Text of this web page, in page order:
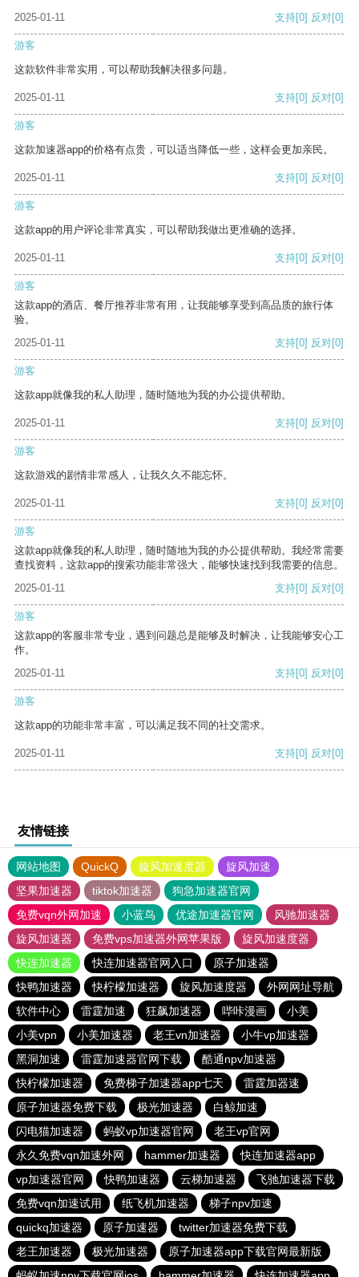
2025-01-11 支持[0] 反对[0]
游客
这款软件非常实用，可以帮助我解决很多问题。
2025-01-11 支持[0] 反对[0]
游客
这款加速器app的价格有点贵，可以适当降低一些，这样会更加亲民。
2025-01-11 支持[0] 反对[0]
游客
这款app的用户评论非常真实，可以帮助我做出更准确的选择。
2025-01-11 支持[0] 反对[0]
游客
这款app的酒店、餐厅推荐非常有用，让我能够享受到高品质的旅行体
验。
2025-01-11
支持[0] 反对[0]
游客
这款app就像我的私人助理，随时随地为我的办公提供帮助。
2025-01-11 支持[0] 反对[0]
游客
这款游戏的剧情非常感人，让我久久不能忘怀。
2025-01-11 支持[0] 反对[0]
游客
这款app就像我的私人助理，随时随地为我的办公提供帮助。我经常需要
查找资料，这款app的搜索功能非常强大，能够快速找到我需要的信息。
2025-01-11
支持[0] 反对[0]
游客
这款app的客服非常专业，遇到问题总是能够及时解决，让我能够安心工
作。
2025-01-11
支持[0] 反对[0]
游客
这款app的功能非常丰富，可以满足我不同的社交需求。
2025-01-11 支持[0] 反对[0]
友情链接
网站地图 QuickQ 旋风加速度器
旋风加速
坚果加速器
tiktok加速器
狗急加速器官网
免费vqn外网加速
小蓝鸟 优途加速器官网
风驰加速器
旋风加速器
免费vps加速器外网苹果版
旋风加速度器
快连加速器
快连加速器官网入口
原子加速器
快鸭加速器
快柠檬加速器 旋风加速度器
外网网址导航
软件中心
雷霆加速 狂飙加速器 哔咔漫画
小美
小美vpn
小美加速器 老王vn加速器
小牛vp加速器
黑洞加速
雷霆加速器官网下载
酷通npv加速器
快柠檬加速器
免费梯子加速器app七天
雷霆加器速
原子加速器免费下载
极光加速器
白鲸加速
闪电猫加速器
蚂蚁vp加速器官网
老王vp官网
永久免费vqn加速外网
hammer加速器
快连加速器app
vp加速器官网
快鸭加速器 云梯加速器
飞驰加速器下载
免费vqn加速试用
纸飞机加速器
梯子npv加速
quickq加速器
原子加速器
twitter加速器免费下载
老王加速器
极光加速器
原子加速器app下载官网最新版